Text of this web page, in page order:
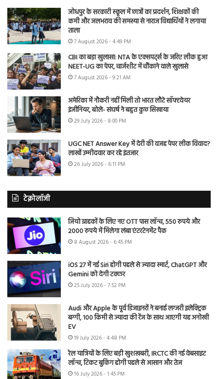
जोधपुर के सरकारी स्कूल में छात्रों का प्रदर्शन, शिक्षकों की
कमी और जलभराव की समस्या से नाराज विद्यार्थियों ने लगाया
ताला
7 August 2026 - 4:49 PM
CBI का बड़ा खुलासा: NTA के एक्सपर्ट्स के जरिए लीक हुआ
NEET-UG का पेपर, चार्जशीट में चौंकाने वाले खुलासे
7 August 2026 - 9:21 AM
अमेरिका में नौकरी नहीं मिली तो भारत लौटे सॉफ्टवेयर
इंजीनियर, बोले- संघर्ष ने बहुत कुछ सिखाया
29 July 2026 - 8:00 PM
UGC NET Answer Key में देरी की वजह पेपर लीक विवाद?
लाखों उम्मीदवार कर रहे इंतजार
26 July 2026 - 6:11 PM
टेक्नोलॉजी
जियो ग्राहकों के लिए नए OTT पास लॉन्च, 550 रुपये और
2000 रुपये में मिलेगा लंबा एंटरटेनमेंट पैक
8 August 2026 - 6:45 PM
iOS 27 में नई Siri होगी पहले से ज्यादा स्मार्ट, ChatGPT और
Gemini को देगी टक्कर
25 July 2026 - 7:52 PM
Audi और Apple के पूर्व डिजाइनरों ने बनाई लग्जरी इलेक्ट्रिक
बग्गी, 100 किमी से ज्यादा की रेंज के साथ आएगी यह अनोखी
EV
19 July 2026 - 4:48 PM
रेल यात्रियों के लिए बड़ी खुशखबरी, IRCTC की नई वेबसाइट
लॉन्च, टिकट बुकिंग होगी पहले से आसान और तेज
16 July 2026 - 1:45 PM